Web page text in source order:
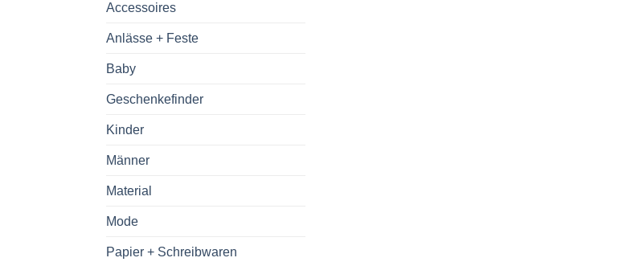
Accessoires
Anlässe + Feste
Baby
Geschenkefinder
Kinder
Männer
Material
Mode
Papier + Schreibwaren